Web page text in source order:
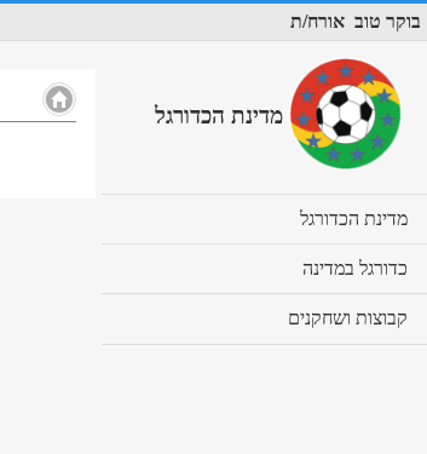
בוקר טוב אורח/ת
מדינת הכדורגל
מדינת הכדורגל
to
כדורגל במדינה
to
קבוצות ושחקנים
to